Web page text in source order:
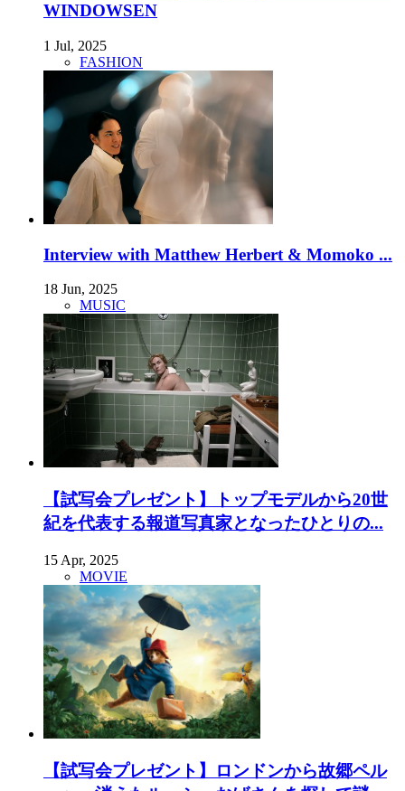
WINDOWSEN
1 Jul, 2025
FASHION
Interview with Matthew Herbert & Momoko ...
18 Jun, 2025
MUSIC
【試写会プレゼント】トップモデルから20世
紀を代表する報道写真家となったひとりの...
15 Apr, 2025
MOVIE
【試写会プレゼント】ロンドンから故郷ペル